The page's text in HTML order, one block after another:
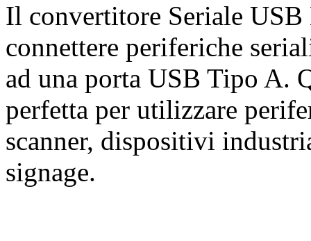
Il convertitore Seriale
connettere periferiche
ad una porta USB Tipo A.
perfetta per utilizzare
scanner, dispositivi
signage.